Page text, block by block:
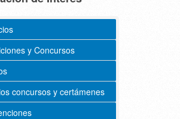
y Concursos
concursos y certámenes